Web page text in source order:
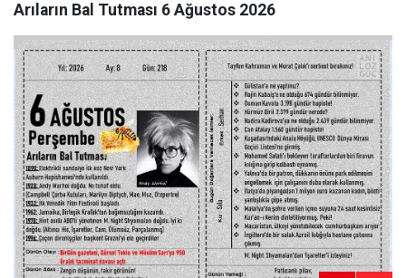
Arıların Bal Tutması 6 Ağustos 2026